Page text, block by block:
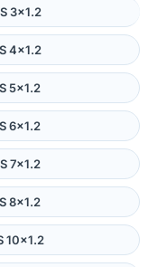
3×1.2
4×1.2
5×1.2
6×1.2
7×1.2
8×1.2
10×1.2